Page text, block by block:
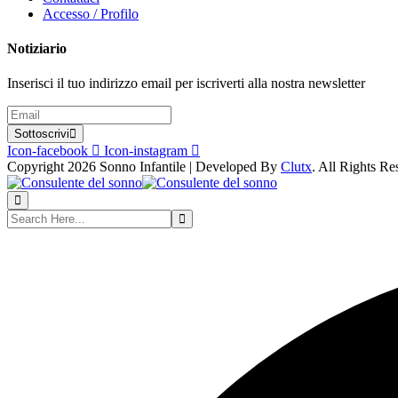
Accesso / Profilo
Notiziario
Inserisci il tuo indirizzo email per iscriverti alla nostra newsletter
Sottoscrivi
Icon-facebook
Icon-instagram
Copyright 2026 Sonno Infantile | Developed By Clutx. All Rights